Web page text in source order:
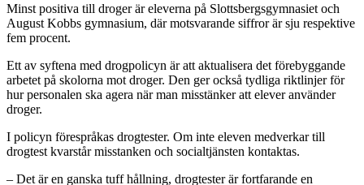
Minst positiva till droger är eleverna på Slottsbergsgymnasiet och
August Kobbs gymnasium, där motsvarande siffror är sju respektive
fem procent.
Ett av syftena med drogpolicyn är att aktualisera det förebyggande
arbetet på skolorna mot droger. Den ger också tydliga riktlinjer för
hur personalen ska agera när man misstänker att elever använder
droger.
I policyn förespråkas drogtester. Om inte eleven medverkar till
drogtest kvarstår misstanken och socialtjänsten kontaktas.
– Det är en ganska tuff hållning, drogtester är fortfarande en